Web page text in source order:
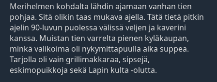
Merihelmen kohdalta lähdin ajamaan vanhan tien
pohjaa. Sitä olikin taas mukava ajella. Tätä tietä pitkin
ajelin 90-luvun puolessa välissä veljen ja kaverini
kanssa. Muistan tien varrelta pienen kyläkaupan,
minkä valikoima oli nykymittapuulla aika suppea.
Tarjolla oli vain grillimakkaraa, sipsejä,
eskimopuikkoja sekä Lapin kulta -olutta.